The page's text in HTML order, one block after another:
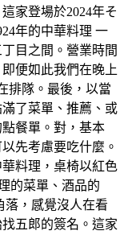
家登場於2024年そ
年的中華料理 一
目之間。營業時間
便如此我們在晚上
排隊。最後，以當
了菜單、推薦、或
餐單。對，基本
先考慮要吃什麼。
料理，桌椅以紅色
的菜單、酒品的
落，感覺沒人在看
五郎的簽名。這家